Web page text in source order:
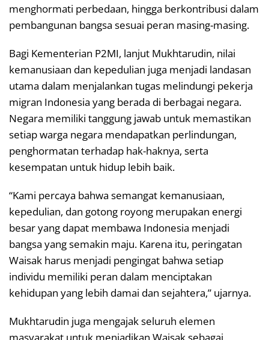
menghormati perbedaan, hingga berkontribusi dalam
pembangunan bangsa sesuai peran masing-masing.
Bagi Kementerian P2MI, lanjut Mukhtarudin, nilai
kemanusiaan dan kepedulian juga menjadi landasan
utama dalam menjalankan tugas melindungi pekerja
migran Indonesia yang berada di berbagai negara.
Negara memiliki tanggung jawab untuk memastikan
setiap warga negara mendapatkan perlindungan,
penghormatan terhadap hak-haknya, serta
kesempatan untuk hidup lebih baik.
“Kami percaya bahwa semangat kemanusiaan,
kepedulian, dan gotong royong merupakan energi
besar yang dapat membawa Indonesia menjadi
bangsa yang semakin maju. Karena itu, peringatan
Waisak harus menjadi pengingat bahwa setiap
individu memiliki peran dalam menciptakan
kehidupan yang lebih damai dan sejahtera,” ujarnya.
Mukhtarudin juga mengajak seluruh elemen
masyarakat untuk menjadikan Waisak sebagai